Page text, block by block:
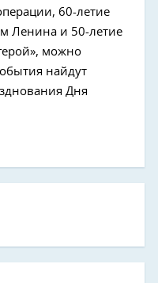
60-летие
Ленина и 50-летие
можно
найдут
Дня